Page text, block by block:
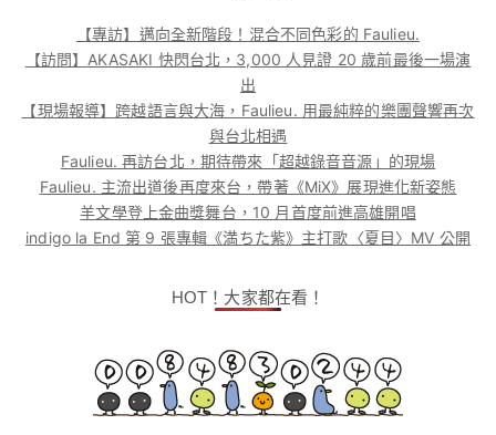
【專訪】邁向全新階段！混合不同色彩的 Faulieu.
【訪問】AKASAKI 快閃台北，3,000 人見證 20 歲前最後一場演
出
【現場報導】跨越語言與大海，Faulieu. 用最純粹的樂團聲響再次
與台北相遇
Faulieu. 再訪台北，期待帶來「超越錄音音源」的現場
Faulieu. 主流出道後再度來台，帶著《MiX》展現進化新姿態
羊文學登上金曲獎舞台，10 月首度前進高雄開唱
indigo la End 第 9 張專輯《満ちた紫》主打歌〈夏目〉MV 公開
HOT！大家都在看！